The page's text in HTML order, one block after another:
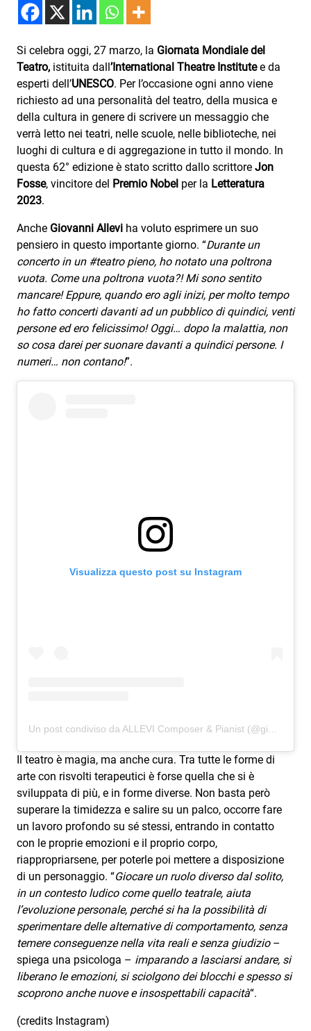
Radio Subasio +
Radio Subasio Disco Club
Radio Suby
Subasio Collection
Subasio Per Un’Ora D’Amore
Video
Foto
Oroscopo
Radio Subasio Music Club
Sanremo 2026
News
Musica
Si celebra oggi, 27 marzo, la Giornata Mondiale del
Teatro, istituita dall’International Theatre Institutee da
esperti dell’UNESCO. Per l’occasione ogni anno viene
richiesto ad una personalità del teatro, della musica e
della cultura in genere di scrivere un messaggio che
verrà letto nei teatri, nelle scuole, nelle biblioteche, nei
luoghi di cultura e di aggregazione in tutto il mondo. In
questa 62° edizione è stato scritto dallo scrittore Jon
Fosse, vincitore del Premio Nobel per la Letteratura
2023.
Anche Giovanni Allevi ha voluto esprimere un suo
pensiero in questo importante giorno. “Durante un
concerto in un #teatro pieno, ho notato una poltrona
vuota. Come una poltrona vuota?! Mi sono sentito
mancare! Eppure, quando ero agli inizi, per molto tempo
ho fatto concerti davanti ad un pubblico di quindici, venti
persone ed ero felicissimo! Oggi… dopo la malattia, non
so cosa darei per suonare davanti a quindici persone. I
numeri… non contano!”.
Visualizza questo post su Instagram
Il teatro è magia, ma anche cura. Tra tutte le forme di
arte con risvolti terapeutici è forse quella che si è
sviluppata di più, e in forme diverse. Non basta però
superare la timidezza e salire su un palco, occorre fare
un lavoro profondo su sé stessi, entrando in contatto
con le proprie emozioni e il proprio corpo,
riappropriarsene, per poterle poi mettere a disposizione
di un personaggio. “Giocare un ruolo diverso dal solito,
in un contesto ludico come quello teatrale, aiuta
l’evoluzione personale, perché si ha la possibilità di
sperimentare delle alternative di comportamento, senza
temere conseguenze nella vita reali e senza giudizio–
spiega una psicologa – imparando a lasciarsi andare, si
liberano le emozioni, si sciolgono dei blocchi e spesso si
scoprono anche nuove e insospettabili capacità“.
(credits Instagram)